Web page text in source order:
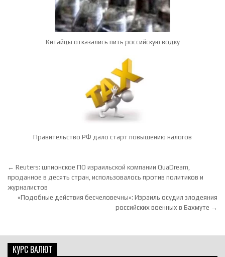
Китайцы отказались пить российскую водку
Правительство РФ дало старт повышению налогов
Навигация по записям
← Reuters: шпионское ПО израильской компании QuaDream,
проданное в десять стран, использовалось против политиков и
журналистов
«Подобные действия бесчеловечны»: Израиль осудил злодеяния
российских военных в Бахмуте →
КУРС ВАЛЮТ